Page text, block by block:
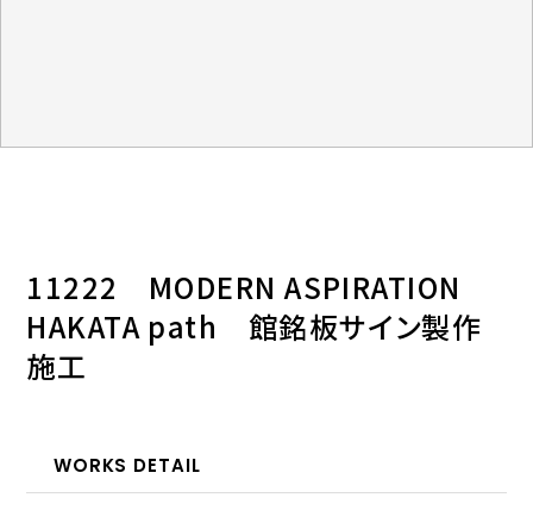
11222 MODERN ASPIRATION
HAKATA path 館銘板サイン製作
施工
WORKS DETAIL